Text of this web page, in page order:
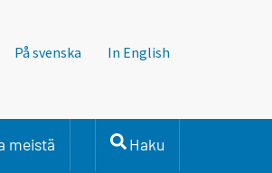
På svenska In English
meistä Haku